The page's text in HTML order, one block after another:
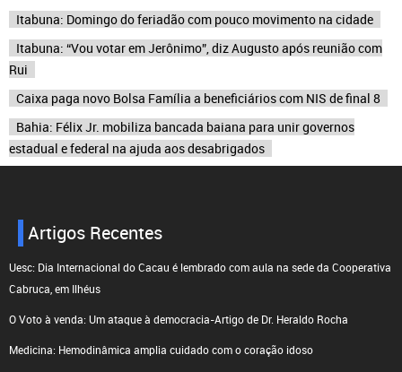
Itabuna: Domingo do feriadão com pouco movimento na cidade
Itabuna: “Vou votar em Jerônimo”, diz Augusto após reunião com
Rui
Caixa paga novo Bolsa Família a beneficiários com NIS de final 8
Bahia: Félix Jr. mobiliza bancada baiana para unir governos
estadual e federal na ajuda aos desabrigados
Artigos Recentes
Uesc: Dia Internacional do Cacau é lembrado com aula na sede da Cooperativa
Cabruca, em Ilhéus
O Voto à venda: Um ataque à democracia-Artigo de Dr. Heraldo Rocha
Medicina: Hemodinâmica amplia cuidado com o coração idoso